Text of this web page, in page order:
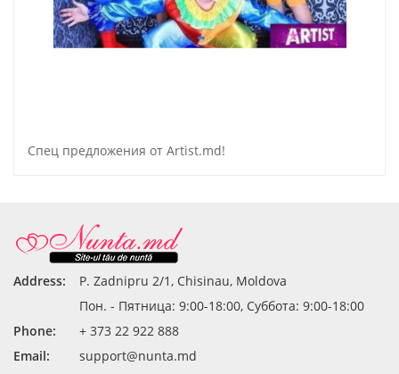
Спец предложения от Artist.md!
Address:
P. Zadnipru 2/1, Chisinau, Moldova
Пон. - Пятница: 9:00-18:00, Суббота: 9:00-18:00
Phone:
+ 373 22 922 888
Email:
support@nunta.md